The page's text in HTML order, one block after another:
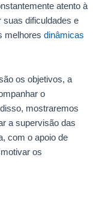
atento à
suas dificuldades e
melhores dinâmicas
os objetivos, a
o
mostraremos
a supervisão das
com o apoio de
os